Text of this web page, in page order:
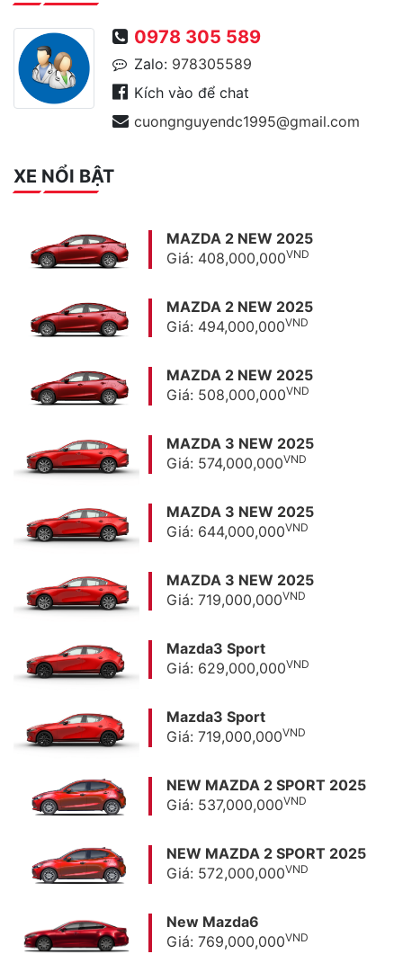
0978 305 589
Zalo: 978305589
Kích vào để chat
cuongnguyendc1995@gmail.com
XE NỔI BẬT
MAZDA 2 NEW 2025
Giá: 408,000,000VND
MAZDA 2 NEW 2025
Giá: 494,000,000VND
MAZDA 2 NEW 2025
Giá: 508,000,000VND
MAZDA 3 NEW 2025
Giá: 574,000,000VND
MAZDA 3 NEW 2025
Giá: 644,000,000VND
MAZDA 3 NEW 2025
Giá: 719,000,000VND
Mazda3 Sport
Giá: 629,000,000VND
Mazda3 Sport
Giá: 719,000,000VND
NEW MAZDA 2 SPORT 2025
Giá: 537,000,000VND
NEW MAZDA 2 SPORT 2025
Giá: 572,000,000VND
New Mazda6
Giá: 769,000,000VND